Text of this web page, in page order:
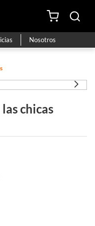
Nosotros
chicas